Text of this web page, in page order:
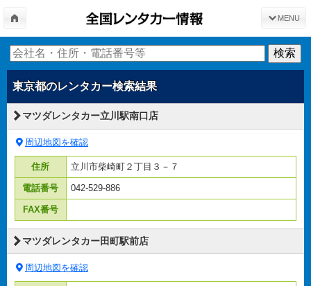
MENU
東京都のレンタカー検索結果
マツダレンタカー立川駅南口店
周辺地図を確認
住所 立川市柴崎町２丁目３－７
電話番号 042-529-886
FAX番号
マツダレンタカー田町駅前店
周辺地図を確認